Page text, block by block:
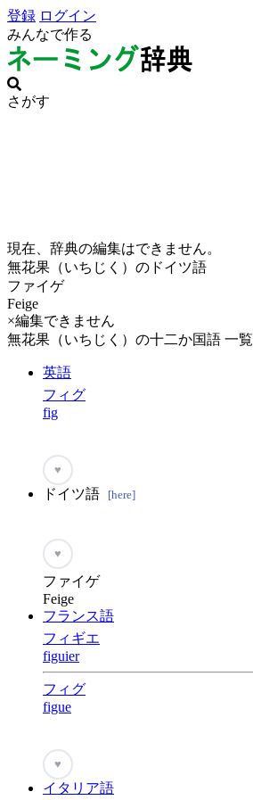
登録 ログイン
みんなで作る
さがす
現在、辞典の編集はできません。
無花果（いちじく）のドイツ語
ファイゲ
Feige
×編集できません
無花果（いちじく）の十二か国語 一覧
英語
フィグ
fig
♥
ドイツ語 [here]
♥
ファイゲ
Feige
フランス語
フィギエ
figuier
フィグ
figue
♥
イタリア語